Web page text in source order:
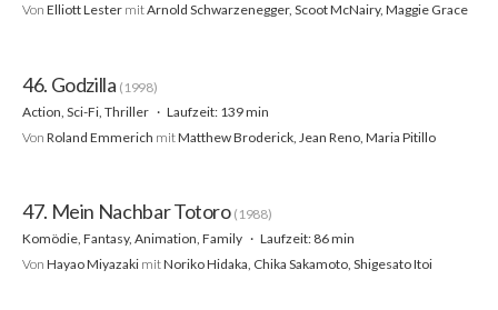
Von Elliott Lester mitArnold Schwarzenegger, Scoot McNairy, Maggie Grace
46. Godzilla (1998)
Action, Sci-Fi, Thriller
Laufzeit: 139 min
Von Roland Emmerich mitMatthew Broderick, Jean Reno, Maria Pitillo
47. Mein Nachbar Totoro (1988)
Komödie, Fantasy, Animation, Family
Laufzeit: 86 min
Von Hayao Miyazaki mitNoriko Hidaka, Chika Sakamoto, Shigesato Itoi